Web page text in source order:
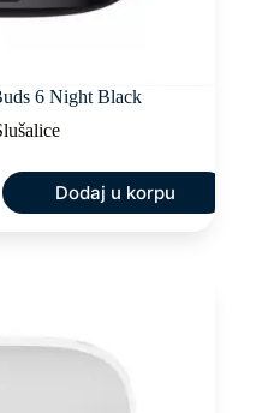
6 Night Black
Dodaj u korpu